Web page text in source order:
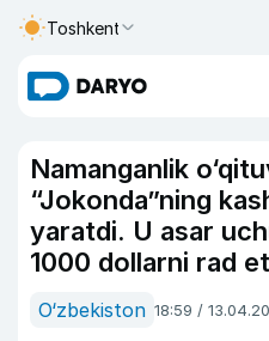
Toshkent
Namanganlik
“Jokonda”ning
yaratdi. U asar
1000 dollarni rad
O‘zbekiston 18:59 /